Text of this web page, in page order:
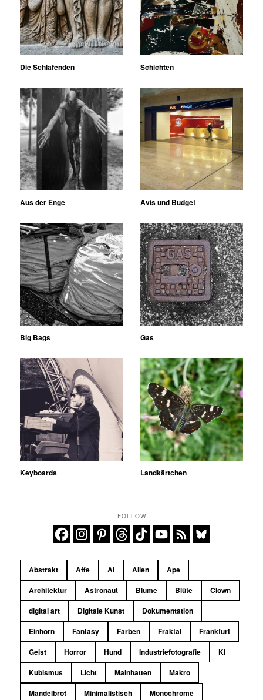
Die Schlafenden Schichten
Aus der Enge Avis und Budget
Big Bags Gas
Keyboards Landkärtchen
FOLLOW
Abstrakt Affe AI Alien
Ape
Architektur
Astronaut Blume Blüte
Clown
digital art
Digitale Kunst
Dokumentation
Einhorn
Fantasy Farben Fraktal
Frankfurt
Geist
Horror Hund Industriefotografie
KI
Kubismus
Licht Mainhatten
Makro
Mandelbrot
Minimalistisch Monochrome